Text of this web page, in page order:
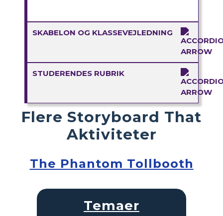
SKABELON OG KLASSEVEJLEDNING
STUDERENDES RUBRIK
Flere Storyboard That
Aktiviteter
The Phantom Tollbooth
Temaer